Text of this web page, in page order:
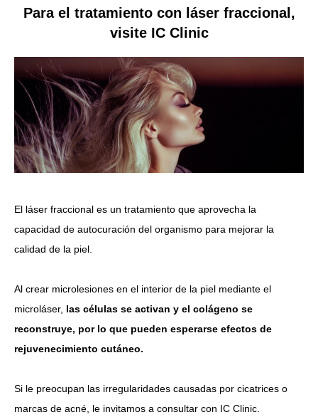
Para el tratamiento con láser fraccional,
visite IC Clinic
El láser fraccional es un tratamiento que aprovecha la
capacidad de autocuración del organismo para mejorar la
calidad de la piel.
Al crear microlesiones en el interior de la piel mediante el
microláser, las células se activan y el colágeno se
reconstruye, por lo que pueden esperarse efectos de
rejuvenecimiento cutáneo.
Si le preocupan las irregularidades causadas por cicatrices o
marcas de acné, le invitamos a consultar con IC Clinic.